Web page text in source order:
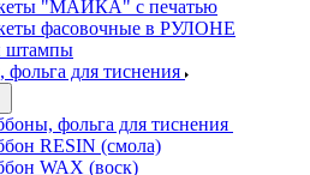
"МАЙКА" с печатью
фасовочные в РУЛОНЕ
штампы
для тиснения
фольга для тиснения
RESIN (смола)
WAX (воск)